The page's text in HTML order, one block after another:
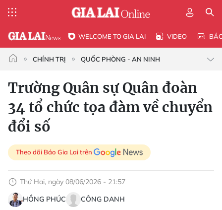
WELCOME TO GIA LAI VIDEO
CHÍNH TRỊ QUỐC PHÒNG - AN NINH
Trường Quân sự Quân đoàn
34 tổ chức tọa đàm về chuyển
đổi số
Theo dõi Báo Gia Lai trên
Thứ Hai, ngày 08/06/2026 - 21:57
HỒNG PHÚC
CÔNG DANH